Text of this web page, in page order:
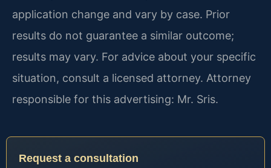
application change and vary by case. Prior
results do not guarantee a similar outcome;
results may vary. For advice about your specific
situation, consult a licensed attorney. Attorney
responsible for this advertising: Mr. Sris.
Request a consultation